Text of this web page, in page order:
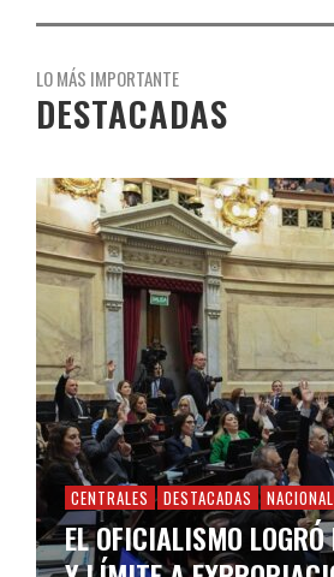
LO MÁS IMPORTANTE
DESTACADAS
CENTRALES DESTACADAS
EL OFICIALISMO LOGRÓ